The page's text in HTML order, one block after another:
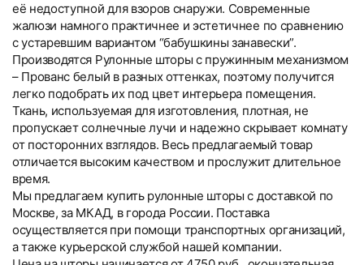
её недоступной для взоров снаружи. Современные
жалюзи намного практичнее и эстетичнее по сравнению
с устаревшим вариантом “бабушкины занавески”.
Производятся Рулонные шторы с пружинным механизмом
– Прованс белый в разных оттенках, поэтому получится
легко подобрать их под цвет интерьера помещения.
Ткань, используемая для изготовления, плотная, не
пропускает солнечные лучи и надежно скрывает комнату
от посторонних взглядов. Весь предлагаемый товар
отличается высоким качеством и прослужит длительное
время.
Мы предлагаем купить рулонные шторы с доставкой по
Москве, за МКАД, в города России. Поставка
осуществляется при помощи транспортных организаций,
а также курьерской службой нашей компании.